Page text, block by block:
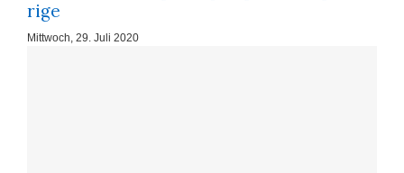
ri­ge
Mittwoch, 29. Juli 2020